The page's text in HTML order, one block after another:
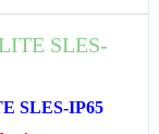
SLES-IP65